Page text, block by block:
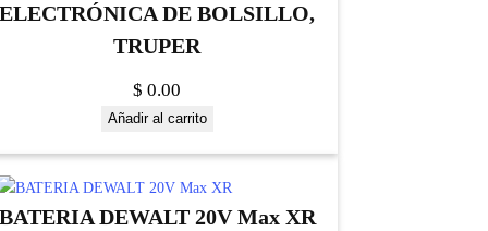
ELECTRÓNICA DE BOLSILLO,
TRUPER
$ 0.00
Añadir al carrito
DEWALT 20V Max XR